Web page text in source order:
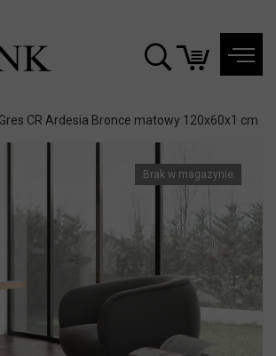
Gres CR Ardesia Bronce matowy 120x60x1 cm
Brak w magazynie